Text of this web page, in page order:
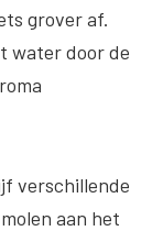
grover af.
water door de
verschillende
aan het